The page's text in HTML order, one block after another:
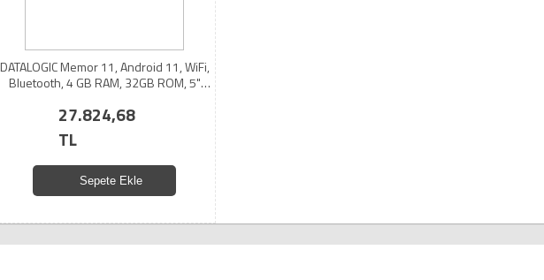
DATALOGIC Memor 11, Android 11, WiFi,
Bluetooth, 4 GB RAM, 32GB ROM, 5"
Terminali (Kılıf yok)
27.824,68
TL
Sepete Ekle